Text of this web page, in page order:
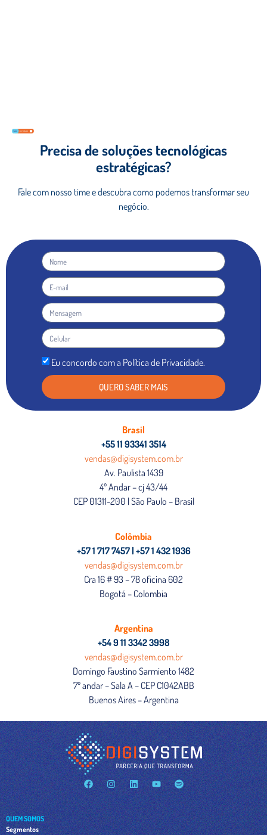
Precisa de soluções tecnológicas
estratégicas?
Fale com nosso time e descubra como podemos transformar seu
negócio.
Eu concordo com a Política de Privacidade.
QUERO SABER MAIS
Brasil
+55 11 93341 3514
vendas@digisystem.com.br
Av. Paulista 1439
4º Andar – cj 43/44
CEP 01311-200 | São Paulo – Brasil
Colômbia
+57 1 717 7457 | +57 1 432 1936
vendas@digisystem.com.br
Cra 16 # 93 – 78 oficina 602
Bogotá – Colombia
Argentina
+54 9 11 3342 3998
vendas@digisystem.com.br
Domingo Faustino Sarmiento 1482
7º andar – Sala A – CEP C1042ABB
Buenos Aires – Argentina
QUEM SOMOS
Segmentos